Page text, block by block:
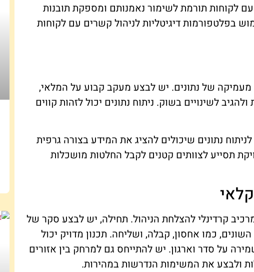
לקוחות תורמת לשימור נאמנותם ומספקת תובנות
בפלטפורמות דיגיטליות לניהול קשרים עם לקוחות
מעמיקה של נתונים. יש לבצע מעקב קבוע על המלאי,
לשינויים בשוק. ניתוח נתונים יכול לזהות קווים
נתונים שיכולים להציג את המידע בצורה גרפית
תסייע לצוותים קטנים לקבל החלטות מושכלות
קרדינלי להצלחת הניהול. תחילה, יש לבצע סקר של
כמו אחסון, קבלה, ושליחה. תכנון מדויק יכול
על סדר וארגון. יש להתייחס גם למרחק בין אזורים
ולבצע את המשימות הנדרשות במהירות.